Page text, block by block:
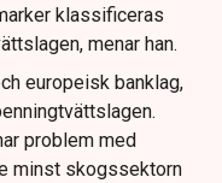
klassificeras
menar han.
europeisk banklag,
problem med
minst skogssektorn